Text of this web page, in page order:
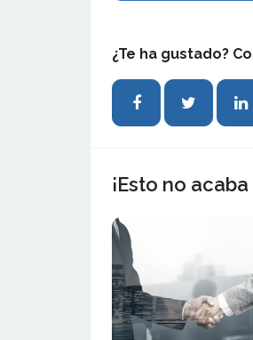
¿Te ha gustado?
¡Esto no